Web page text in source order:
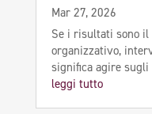
Mar 27, 2026
Se i risultati sono
organizzativo,
significa agire sugli
leggi tutto